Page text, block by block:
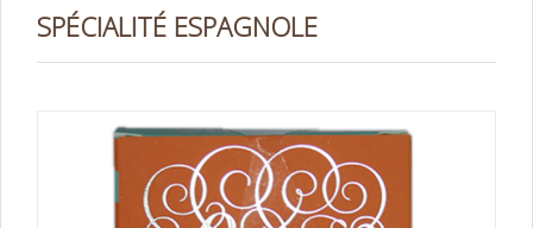
SPÉCIALITÉ ESPAGNOLE